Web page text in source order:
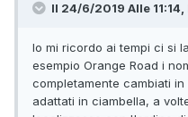
Il 24/6/2019 Alle 11:14,
Io mi ricordo ai tempi ci si
esempio Orange Road i
completamente cambiati
adattati in ciambella, a